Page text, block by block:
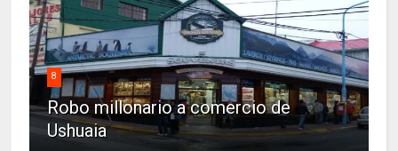
8
Robo millonario a comercio de
Ushuaia